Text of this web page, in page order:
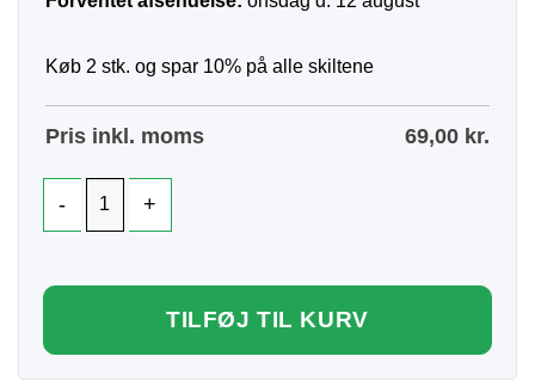
Køb 2 stk. og spar 10% på alle skiltene
Pris inkl. moms 69,00 kr.
TILFØJ TIL KURV